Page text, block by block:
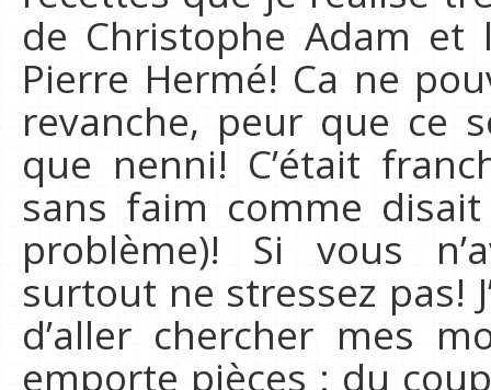
de Christophe Adam et
Pierre Hermé! Ca ne
revanche, peur que ce
que nenni! C’était
sans faim comme
problème)! Si vous
surtout ne stressez pas!
d’aller chercher mes
emporte pièces : du